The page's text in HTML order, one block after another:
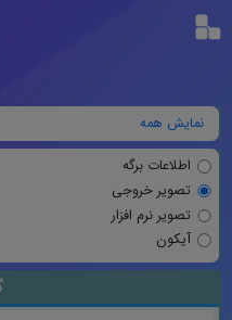
نمایش همه
اطلاعات برگه
تصویر خروجی
تصویر نرم افزار
آیکون